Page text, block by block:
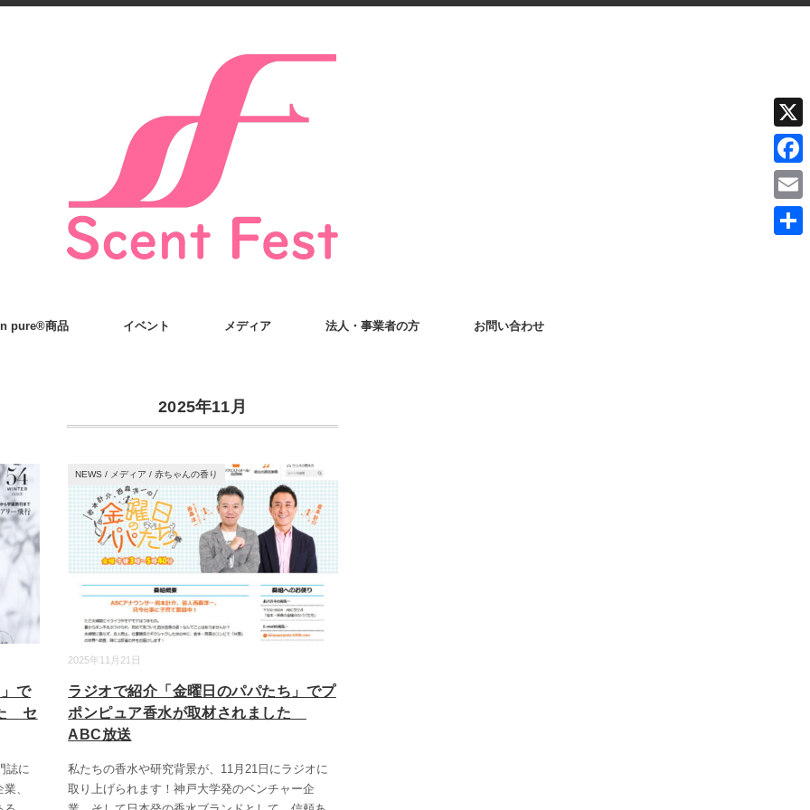
pure®商品 イベント メディア 法人・事業者の方 お問い合わせ
2025年11月
で
セ
誌に
、
2025年11月21日
NEWS / メディア /赤ちゃんの香り
ラジオで紹介「金曜日のパパたち」でプ
ポンピュア香水が取材されました
ABC放送
私たちの香水や研究背景が、11月21日にラジオに
取り上げられます！神戸大学発のベンチャー企
X
F
a
c
E